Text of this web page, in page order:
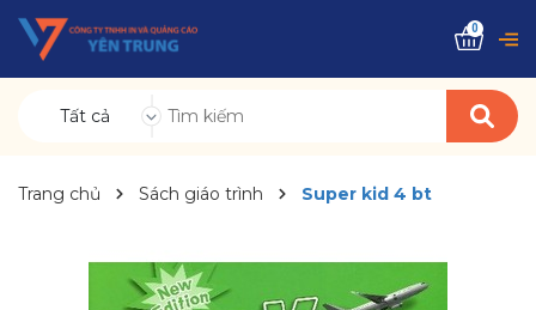
Tất cả
0
Trang chủ Sách giáo trình Super kid 4 bt